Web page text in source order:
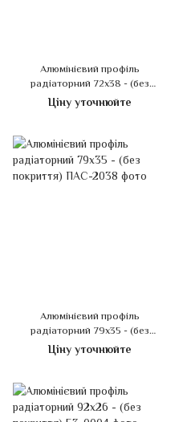
Алюмінієвий профіль
радіаторний 72х38 - (без
покриття)
Ціну уточнюйте
Алюмінієвий профіль
радіаторний 79х35 - (без
покриття)
Ціну уточнюйте